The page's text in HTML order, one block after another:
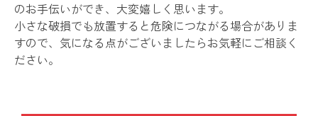
のお手伝いができ、大変嬉しく思います。
小さな破損でも放置すると危険につながる場合がありま
すので、気になる点がございましたらお気軽にご相談く
ださい。